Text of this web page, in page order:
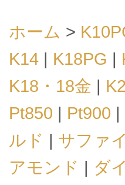
ホーム >
K14 | K18PG |
K18・18金 |
Pt850 | Pt900 |
ルド | サファ
アモンド | ダ